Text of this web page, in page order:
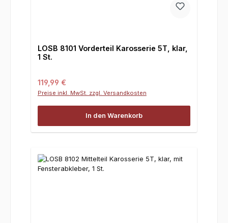
LOSB 8101 Vorderteil Karosserie 5T, klar,
1 St.
Regulärer Preis:
119,99 €
Preise inkl. MwSt. zzgl. Versandkosten
In den Warenkorb